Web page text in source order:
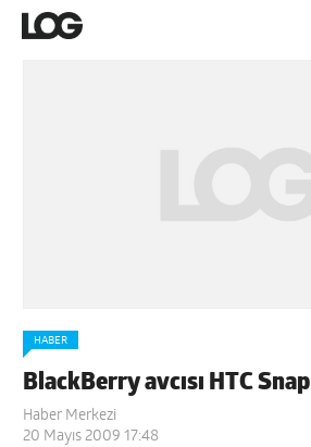
HABER
BlackBerry avcısı HTC Snap
Haber Merkezi
20 Mayıs 2009 17:48